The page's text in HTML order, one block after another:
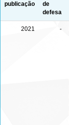
publicação
de
defesa
2021 -